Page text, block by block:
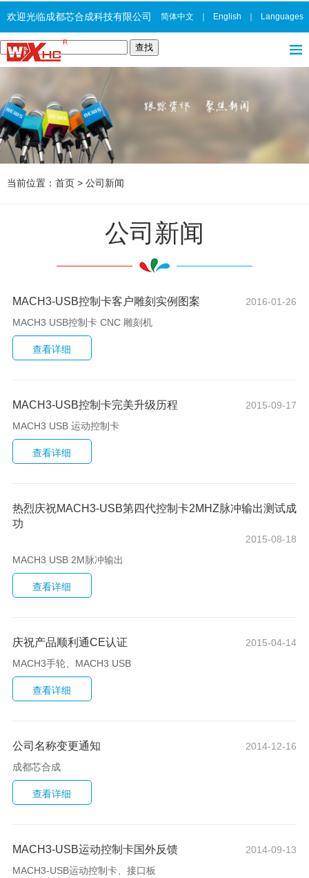
欢迎光临成都芯合成科技有限公司 简体中文 English Languages
当前位置： 首页 > 公司新闻
公司新闻
MACH3-USB控制卡客户雕刻实例图案
2016-01-26
MACH3 USB控制卡 CNC 雕刻机
MACH3-USB控制卡完美升级历程
2015-09-17
MACH3 USB 运动控制卡
热烈庆祝MACH3-USB第四代控制卡2MHZ脉冲输出测试成
功
2015-08-18
MACH3 USB 2M脉冲输出
庆祝产品顺利通CE认证
2015-04-14
MACH3手轮、MACH3 USB
公司名称变更通知
2014-12-16
成都芯合成
MACH3-USB运动控制卡国外反馈
2014-09-13
MACH3-USB运动控制卡、接口板